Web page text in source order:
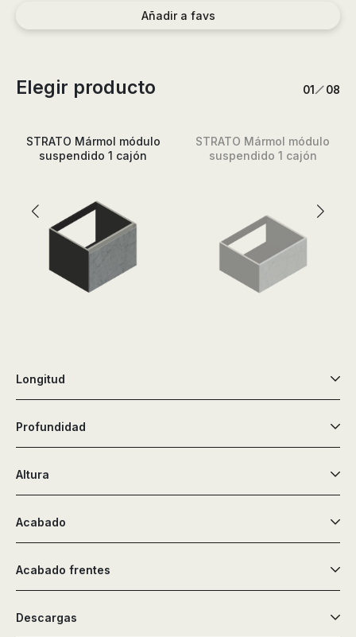
Añadir a favs
Elegir producto 1/ 8
STRATO Mármol módulo
suspendido 1 cajón
STRATO Mármol módulo
suspendido 1 cajón
Longitud
Profundidad
Altura
Acabado
Acabado frentes
Descargas